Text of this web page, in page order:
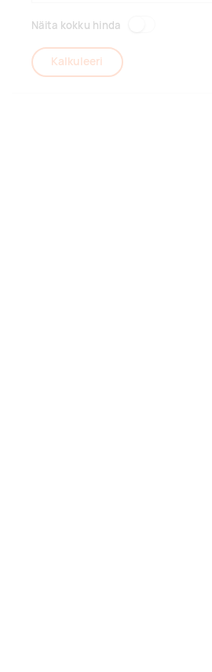
Näita kokku hinda
Kalkuleeri